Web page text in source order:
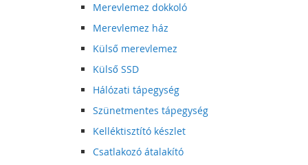
Merevlemez dokkoló
Merevlemez ház
Külső merevlemez
Külső SSD
Hálózati tápegység
Szünetmentes tápegység
Kelléktisztító készlet
Csatlakozó átalakító